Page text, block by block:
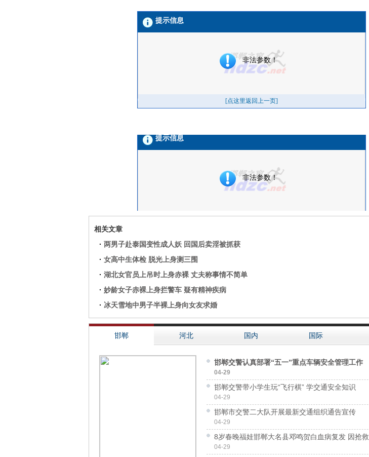
相关文章
· 两男子赴泰国变性成人妖 回国后卖淫被抓获
· 女高中生体检 脱光上身测三围
· 湖北女官员上吊时上身赤裸 丈夫称事情不简单
· 妙龄女子赤裸上身拦警车 疑有精神疾病
· 冰天雪地中男子半裸上身向女友求婚
邯郸 河北 国内 国际
邯郸交警认真部署“五一”重点车辆安全管理工作
04-29
邯郸交警带小学生玩“飞行棋” 学交通安全知识
04-29
邯郸市交警二大队开展最新交通组织通告宣传
04-29
8岁春晚福娃邯郸大名县邓鸣贺白血病复发 因抢救
04-29